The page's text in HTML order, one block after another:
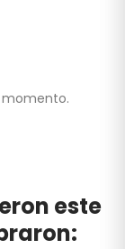
momento.
este